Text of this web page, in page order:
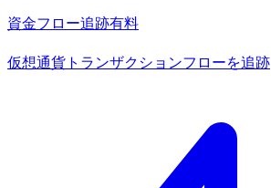
資金フロー追跡有料
仮想通貨トランザクションフローを追跡